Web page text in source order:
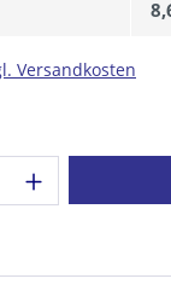
Versandkosten
Gib den